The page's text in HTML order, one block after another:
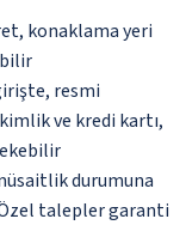
konaklama yeri
resmi
ve kredi kartı,
durumuna
talepler garanti